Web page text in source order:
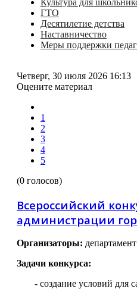
Культура для
ГТО
Десятилетие детства
Наставничество
Меры поддержки
Четверг, 30 июля 2026 16:13
Оцените материал
1
2
3
4
5
(0 голосов)
Всероссийский
администрации
Организаторы:
Задачи конкурса:
- создание условий для